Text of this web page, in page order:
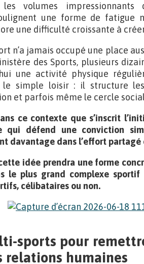
les volumes
une forme de fatigue
une difficulté croissante à
n’a jamais occupé une place
des Sports, plusieurs
une activité physique
le simple loisir : il structure
et parfois même le cercle
ce contexte que s’inscrit
qui défend une conviction
davantage dans l’effort partagé
idée prendra une forme
le plus grand complexe
célibataires ou non.
sports pour
relations humaines